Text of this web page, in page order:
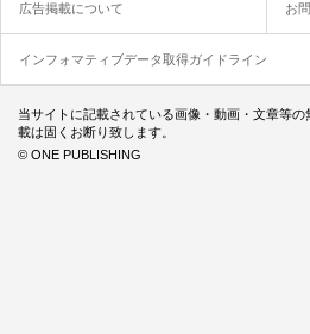
広告掲載について お
インフォマティブデータ取得ガイドライン
当サイトに記載されている画像・動画・文章等の
載は固くお断り致します。
© ONE PUBLISHING